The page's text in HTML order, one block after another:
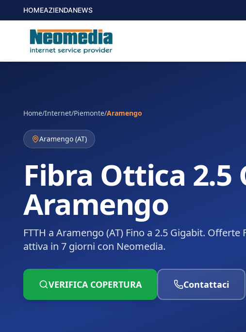
HOMEAZIENDANEWS
Home/Internet/Piemonte/Aramengo
Aramengo (AT)
Fibra Ottica 2.5
Aramengo
FTTH a Aramengo (AT) Fino a 2.5 Gigabit.
attiva in 7 giorni con Neomedia.
VERIFICA COPERTURA Contattaci